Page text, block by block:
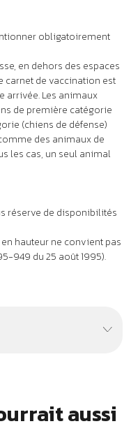
réserve de disponibilités
hauteur ne convient pas
949 du 25 août 1995).
aussi